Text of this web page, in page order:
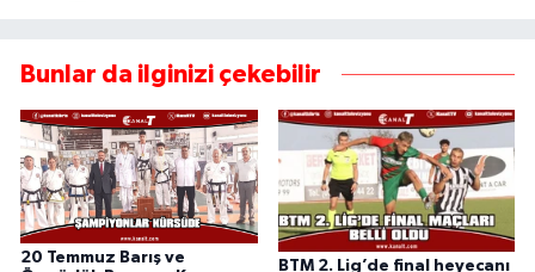
Bunlar da ilginizi çekebilir
20 Temmuz Barış ve
BTM 2. Lig’de final heyecanı